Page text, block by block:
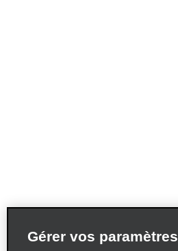
Gérer vos paramètres